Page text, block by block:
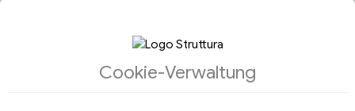
Cookie-Verwaltung